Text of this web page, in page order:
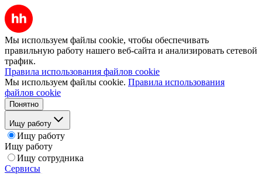
Мы используем файлы cookie, чтобы обеспечивать
правильную работу нашего веб-сайта и анализировать сетевой
трафик.
Правила использования файлов cookie
Мы используем файлы cookie. Правила использования
файлов cookie
Понятно
Ищу работу
Ищу работу
Ищу работу
Ищу сотрудника
Сервисы